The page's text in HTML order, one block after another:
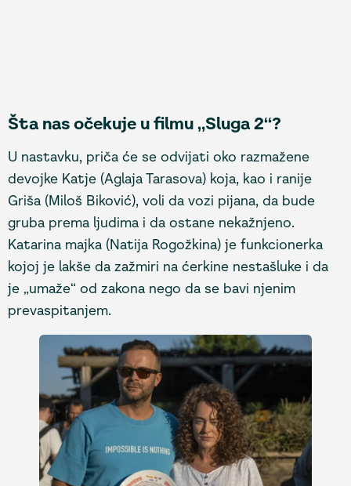
Šta nas očekuje u filmu „Sluga 2“?
U nastavku, priča će se odvijati oko razmažene
devojke Katje (Aglaja Tarasova) koja, kao i ranije
Griša (Miloš Biković), voli da vozi pijana, da bude
gruba prema ljudima i da ostane nekažnjeno.
Katarina majka (Natija Rogožkina) je funkcionerka
kojoj je lakše da zažmiri na ćerkine nestašluke i da
je „umaže“ od zakona nego da se bavi njenim
prevaspitanjem.